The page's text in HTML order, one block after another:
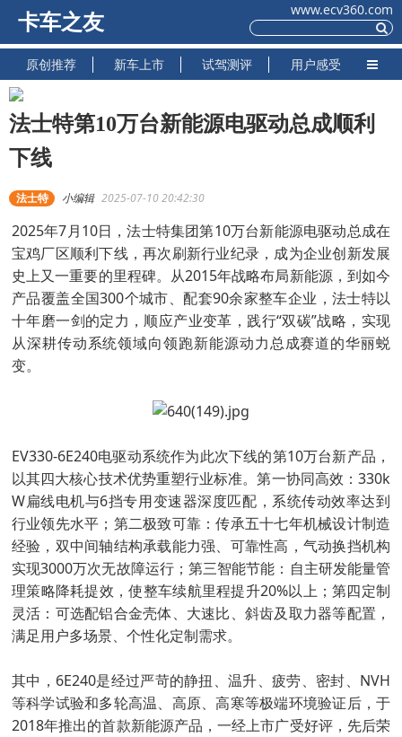
卡车之友
www.ecv360.com
原创推荐 新车上市 试驾测评 用户感受
法士特第10万台新能源电驱动总成顺利
下线
法士特 小编辑 2025-07-10 20:42:30
2025年7月10日，法士特集团第10万台新能源电驱动总成在
宝鸡厂区顺利下线，再次刷新行业纪录，成为企业创新发展
史上又一重要的里程碑。从2015年战略布局新能源，到如今
产品覆盖全国300个城市、配套90余家整车企业，法士特以
十年磨一剑的定力，顺应产业变革，践行“双碳”战略，实现
从深耕传动系统领域向领跑新能源动力总成赛道的华丽蜕
变。
EV330-6E240电驱动系统作为此次下线的第10万台新产品，
以其四大核心技术优势重塑行业标准。第一协同高效：330k
W扁线电机与6挡专用变速器深度匹配，系统传动效率达到
行业领先水平；第二极致可靠：传承五十七年机械设计制造
经验，双中间轴结构承载能力强、可靠性高，气动换挡机构
实现3000万次无故障运行；第三智能节能：自主研发能量管
理策略降耗提效，使整车续航里程提升20%以上；第四定制
灵活：可选配铝合金壳体、大速比、斜齿及取力器等配置，
满足用户多场景、个性化定制需求。
其中，6E240是经过严苛的静扭、温升、疲劳、密封、NVH
等科学试验和多轮高温、高原、高寒等极端环境验证后，于
2018年推出的首款新能源产品，一经上市广受好评，先后荣